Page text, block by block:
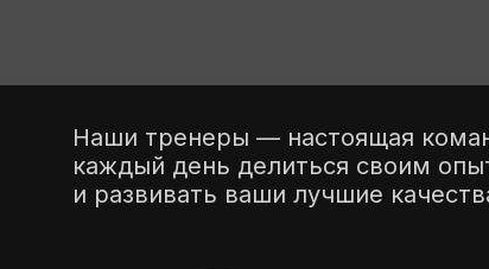
Наши тренеры — настоящая
каждый день делиться своим
и развивать ваши лучшие